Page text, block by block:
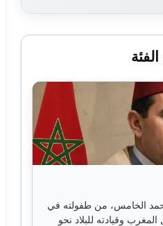
الخامس، من طفولته في
وقيادته للبلاد نحو